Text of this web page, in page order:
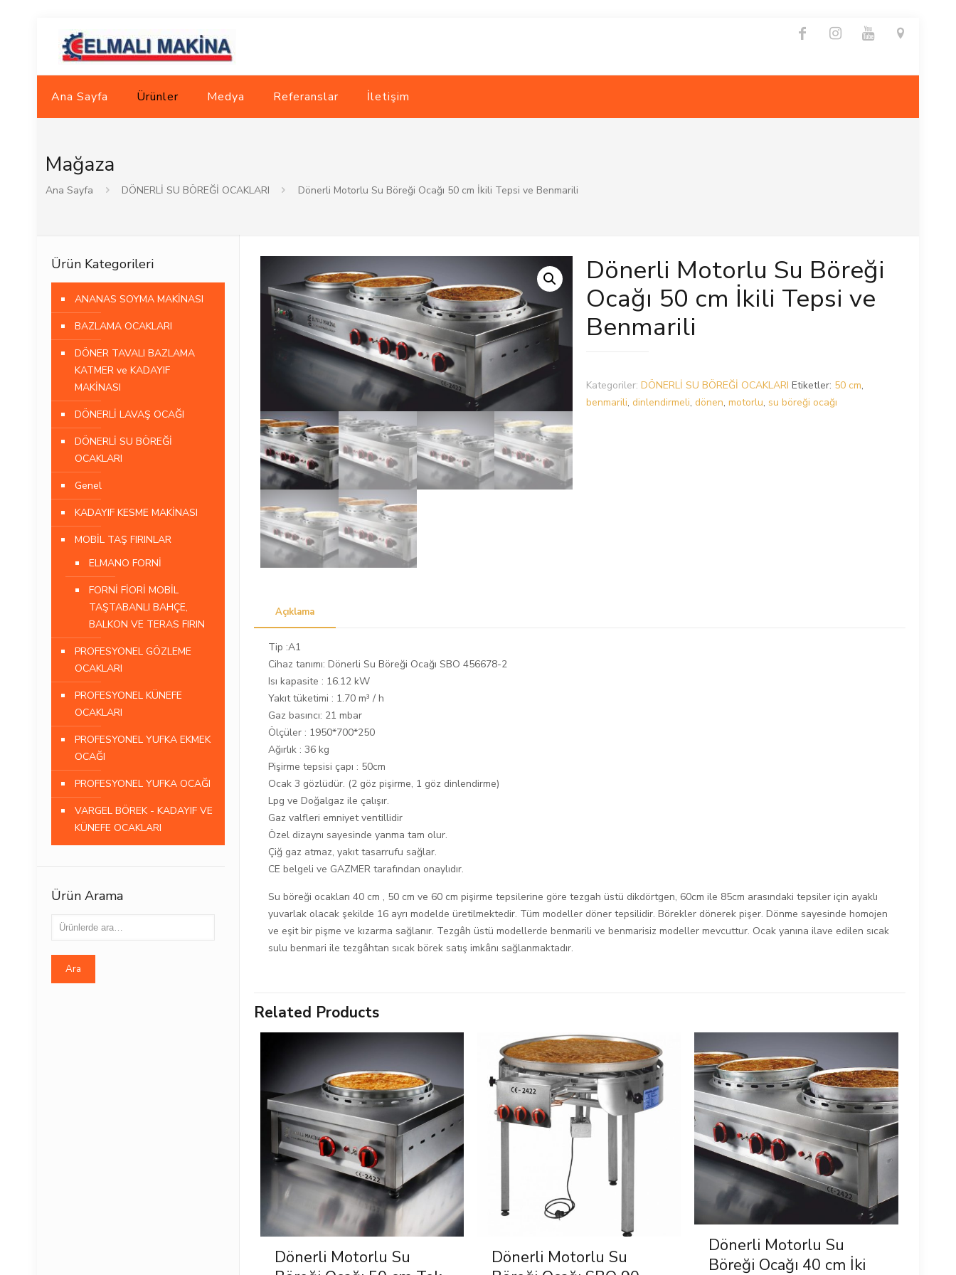
Ana Sayfa Ürünler Medya Referanslar İletişim
Mağaza
Ana Sayfa DÖNERLİ SU BÖREĞİ OCAKLARI Dönerli Motorlu Su Böreği Ocağı 50 cm İkili Tepsi ve Benmarili
Dönerli Motorlu Su Böreği
Ocağı 50 cm İkili Tepsi ve
Benmarili
Kategoriler: DÖNERLİ SU BÖREĞİ OCAKLARI Etiketler: 50 cm,
benmarili, dinlendirmeli, dönen, motorlu, su böreği ocağı
Açıklama
Tip :A1
Cihaz tanımı: Dönerli Su Böreği Ocağı SBO 456678-2
Isı kapasite : 16.12 kW
Yakıt tüketimi : 1.70 m³ / h
Gaz basıncı: 21 mbar
Ölçüler : 1950*700*250
Ağırlık : 36 kg
Pişirme tepsisi çapı : 50cm
Ocak 3 gözlüdür. (2 göz pişirme, 1 göz dinlendirme)
Lpg ve Doğalgaz ile çalışır.
Gaz valfleri emniyet ventillidir
Özel dizaynı sayesinde yanma tam olur.
Çiğ gaz atmaz, yakıt tasarrufu sağlar.
CE belgeli ve GAZMER tarafından onaylıdır.
Su böreği ocakları 40 cm , 50 cm ve 60 cm pişirme tepsilerine göre tezgah üstü dikdörtgen, 60cm ile 85cm arasındaki tepsiler için ayaklı
yuvarlak olacak şekilde 16 ayrı modelde üretilmektedir. Tüm modeller döner tepsilidir. Börekler dönerek pişer. Dönme sayesinde homojen
ve eşit bir pişme ve kızarma sağlanır. Tezgâh üstü modellerde benmarili ve benmarisiz modeller mevcuttur. Ocak yanına ilave edilen sıcak
sulu benmari ile tezgâhtan sıcak börek satış imkânı sağlanmaktadır.
Related Products
Dönerli Motorlu Su
Dönerli Motorlu Su
Dönerli Motorlu Su
Böreği Ocağı 40 cm İki
Ürün Kategorileri
ANANAS SOYMA MAKİNASI
BAZLAMA OCAKLARI
DÖNER TAVALI BAZLAMA
KATMER ve KADAYIF
MAKİNASI
DÖNERLİ LAVAŞ OCAĞI
DÖNERLİ SU BÖREĞİ
OCAKLARI
Genel
KADAYIF KESME MAKİNASI
MOBİL TAŞ FIRINLAR
ELMANO FORNİ
FORNİ FİORİ MOBİL
TAŞTABANLI BAHÇE,
BALKON VE TERAS FIRIN
PROFESYONEL GÖZLEME
OCAKLARI
PROFESYONEL KÜNEFE
OCAKLARI
PROFESYONEL YUFKA EKMEK
OCAĞI
PROFESYONEL YUFKA OCAĞI
VARGEL BÖREK - KADAYIF VE
KÜNEFE OCAKLARI
Ürün Arama
Ara